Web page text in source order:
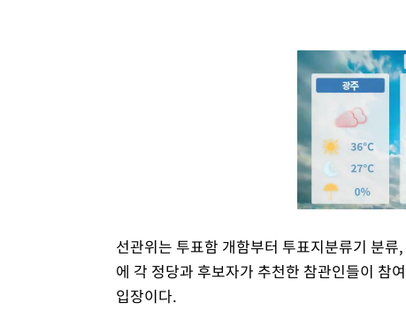
선관위는 투표함 개함부터 투표지분류기 분
에 각 정당과 후보자가 추천한 참관인들이 참
입장이다.